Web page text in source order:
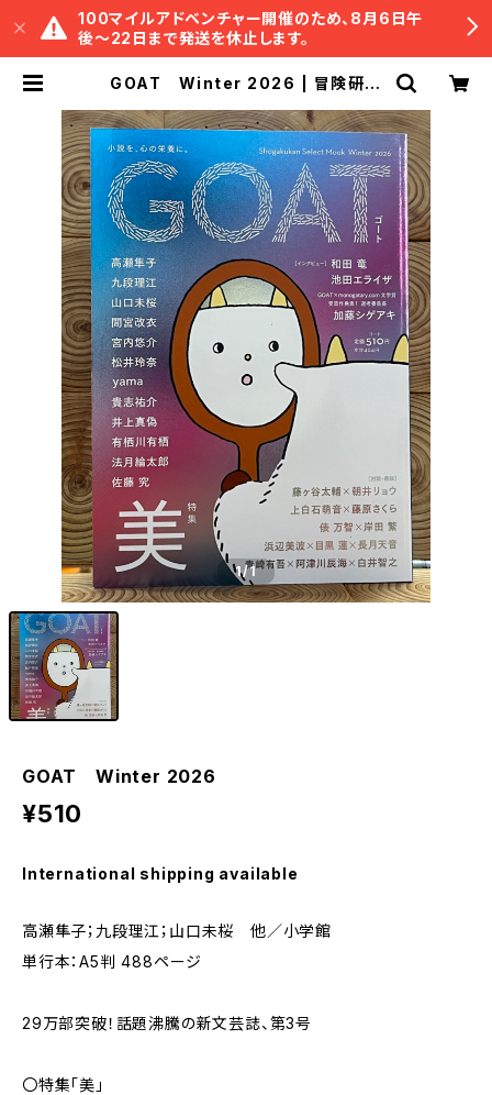
100マイルアドベンチャー開催のため、8月6日午
後〜22日まで発送を休止します。
GOAT Winter 2026 | 冒険研究
1/1
GOAT Winter 2026
¥510
International shipping available
高瀬隼子；九段理江；山口未桜 他／小学館
単行本：A5判 488ページ
29万部突破！話題沸騰の新文芸誌、第3号
〇特集「美」